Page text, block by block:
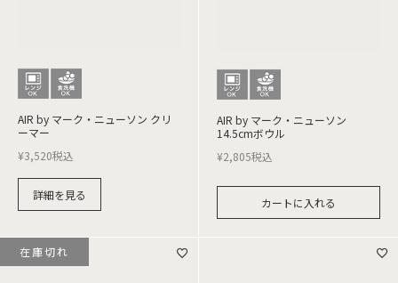
AIR by マーク・ニューソン クリ
ーマー
¥3,520税込
詳細を見る
AIR by マーク・ニューソン
14.5cmボウル
¥2,805税込
カートに入れる
在庫切れ